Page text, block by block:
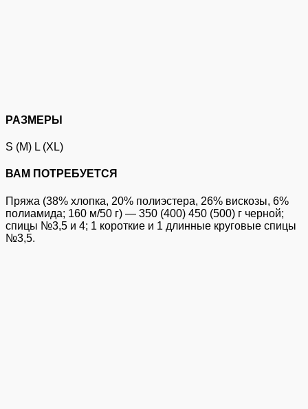
РАЗМЕРЫ
S (M) L (XL)
ВАМ ПОТРЕБУЕТСЯ
Пряжа (38% хлопка, 20% полиэстера, 26% вискозы, 6%
полиамида; 160 м/50 г) — 350 (400) 450 (500) г черной;
спицы №3,5 и 4; 1 короткие и 1 длинные круговые спицы
№3,5.